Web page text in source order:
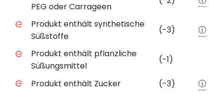
PEG oder Carrageen
Produkt enthält synthetische
Süßstoffe
(-3) ⓘ
Produkt enthält pflanzliche
Süßungsmittel
(-1)
Produkt enthält Zucker (-3) ⓘ